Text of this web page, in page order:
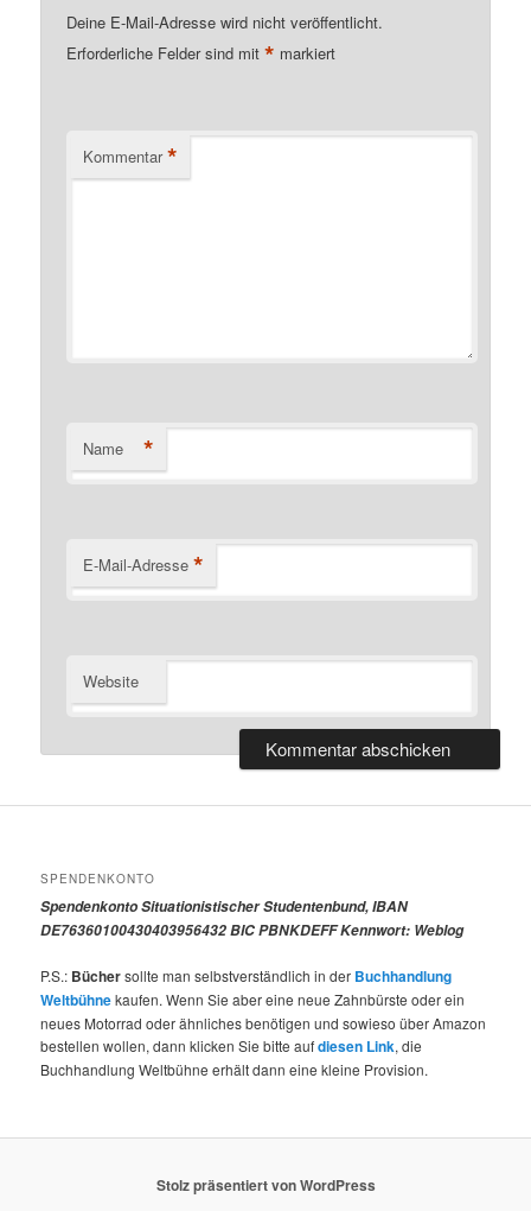
Deine E-Mail-Adresse wird nicht veröffentlicht.
Erforderliche Felder sind mit* markiert
Kommentar *
Name *
E-Mail-Adresse *
Website
SPENDENKONTO
Spendenkonto Situationistischer Studentenbund, IBAN
DE76360100430403956432 BIC PBNKDEFF Kennwort: Weblog
P.S.: Büchersollte man selbstverständlich in der Buchhandlung
Weltbühnekaufen. Wenn Sie aber eine neue Zahnbürste oder ein
neues Motorrad oder ähnliches benötigen und sowieso über Amazon
bestellen wollen, dann klicken Sie bitte aufdiesen Link, die
Buchhandlung Weltbühne erhält dann eine kleine Provision.
Stolz präsentiert von WordPress